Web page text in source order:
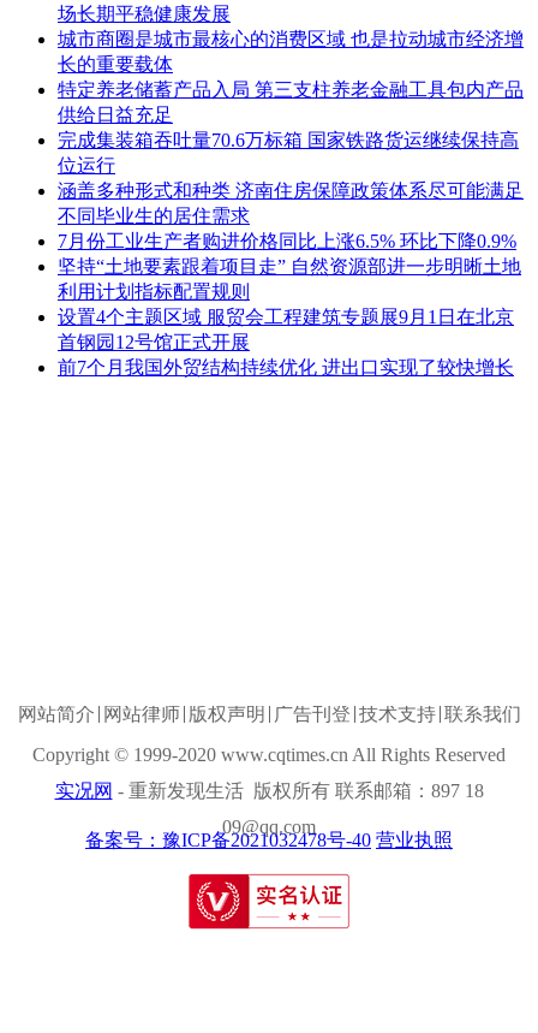
场长期平稳健康发展
城市商圈是城市最核心的消费区域 也是拉动城市经济增
长的重要载体
特定养老储蓄产品入局 第三支柱养老金融工具包内产品
供给日益充足
完成集装箱吞吐量70.6万标箱 国家铁路货运继续保持高
位运行
涵盖多种形式和种类 济南住房保障政策体系尽可能满足
不同毕业生的居住需求
7月份工业生产者购进价格同比上涨6.5% 环比下降0.9%
坚持“土地要素跟着项目走” 自然资源部进一步明晰土地
利用计划指标配置规则
设置4个主题区域 服贸会工程建筑专题展9月1日在北京
首钢园12号馆正式开展
前7个月我国外贸结构持续优化 进出口实现了较快增长
网站简介 网站律师 版权声明 广告刊登 技术支持 联系我们
Copyright © 1999-2020 www.cqtimes.cn All Rights Reserved
实况网 - 重新发现生活 版权所有 联系邮箱：897 18
09@qq.com
备案号：豫ICP备2021032478号-40 营业执照